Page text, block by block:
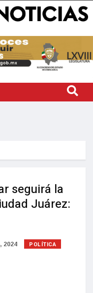
seguirá la
Juárez:
2024 POLÍTICA